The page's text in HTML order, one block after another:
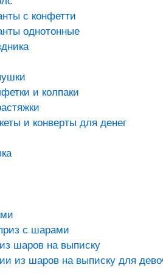
с конфетти
однотонные
и колпаки
и конверты для денег
с шарами
шаров на выписку
из шаров на выписку для